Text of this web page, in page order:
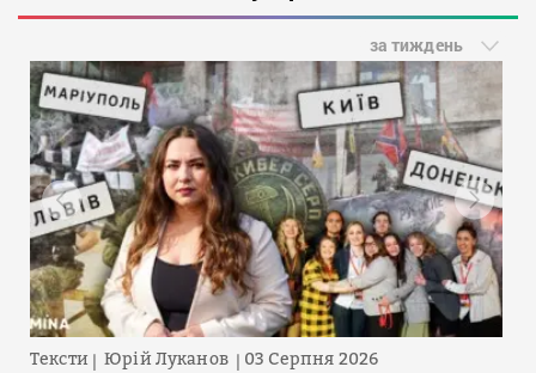
за тиждень
Тексти Юрій Луканов 03 Серпня 2026